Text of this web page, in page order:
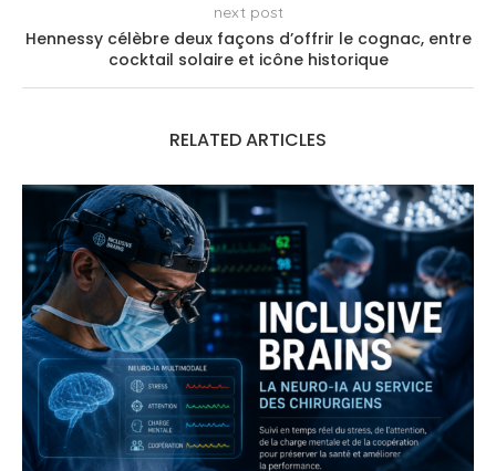
next post
Hennessy célèbre deux façons d’offrir le cognac, entre
cocktail solaire et icône historique
RELATED ARTICLES